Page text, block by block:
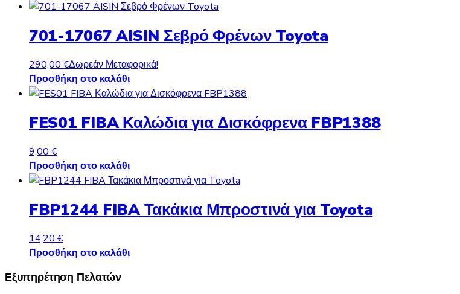
701-17067 AISIN Σεβρό Φρένων Toyota
290,00 €Δωρεάν Μεταφορικά!
Προσθήκη στο καλάθι
FES01 FIBA Καλώδια για Δισκόφρενα FBP1388
9,00 €
Προσθήκη στο καλάθι
FBP1244 FIBA Τακάκια Μπροστινά για Toyota
14,20€
Προσθήκη στο καλάθι
Εξυπηρέτηση Πελατών